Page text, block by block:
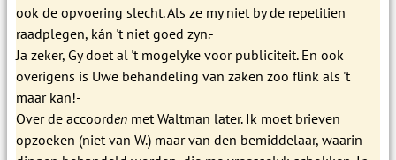
ook de opvoering slecht. Als ze my niet by de repetitien
raadplegen, kán 't niet goed zyn.-
Ja zeker, Gy doet al 't mogelyke voor publiciteit. En ook
overigens is Uwe behandeling van zaken zoo flink als 't
maar kan!-
Over de accoorden met Waltman later. Ik moet brieven
opzoeken (niet van W.) maar van den bemiddelaar, waarin